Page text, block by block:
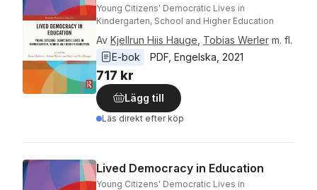
Young Citizens' Democratic Lives in
Kindergarten, School and Higher Education
Av Kjellrun Hiis Hauge Tobias Werler m. fl.
E-bok
PDF Engelska 2021
717 kr
Lägg till
Läs direkt efter köp
Lived Democracy in Education
Young Citizens' Democratic Lives in